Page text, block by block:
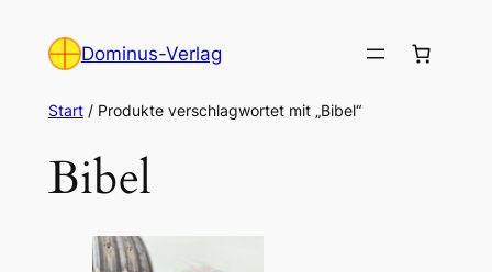
Inhalt
Dominus-Verlag
Start/ Produkte verschlagwortet mit „Bibel“
Bibel